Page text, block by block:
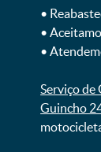
ㅤㅤ•
ㅤㅤ•
ㅤㅤ•
Serviço de
Guincho